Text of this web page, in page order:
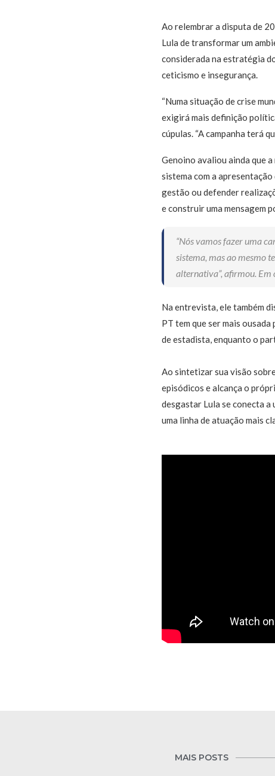
Ao relembrar a disputa de
Lula de transformar um
considerada na estratégia
ceticismo e insegurança.
“Numa situação de crise
exigirá mais definição
cúpulas. “A campanha terá
Genoino avaliou ainda que
sistema com a
gestão ou defender
e construir uma mensagem
“Nós vamos fazer uma
sistema, mas ao mesmo
alternativa”, afirmou. Em
Na entrevista, ele também
PT tem que ser mais
de estadista, enquanto o
Ao sintetizar sua visão
episódicos e alcança o
desgastar Lula se conecta
uma linha de atuação mais
MAIS POSTS